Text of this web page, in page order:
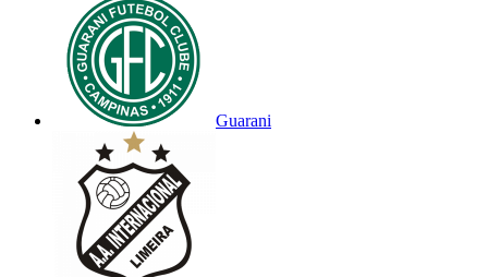
Guarani